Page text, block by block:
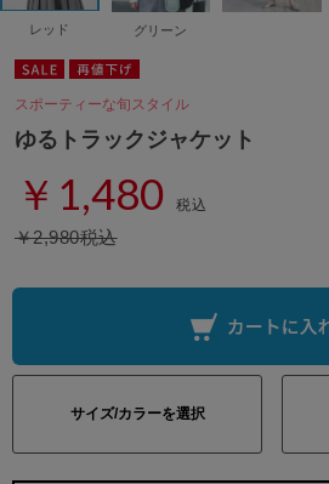
レッド グリーン
スポーティーな旬スタイル
ゆるトラックジャケット
￥1,480 税込
￥2,980税込
サイズ/カラーを選択